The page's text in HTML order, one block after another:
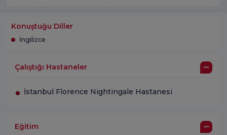
Konuştuğu Diller
İngilizce
Çalıştığı Hastaneler
İstanbul Florence Nightingale Hastanesi
Eğitim